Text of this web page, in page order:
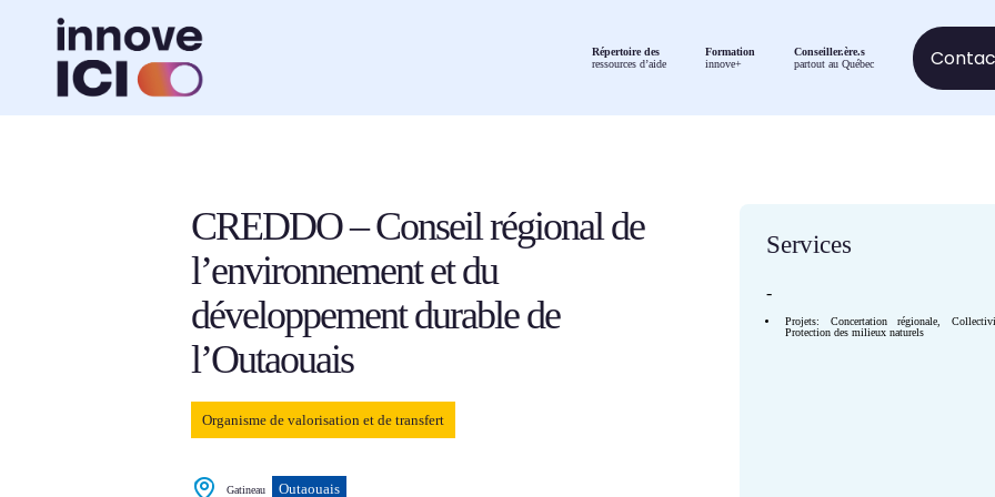
Répertoire des
ressources d’aide
Formation
innove+
Conseiller.ère.s
partout au Québec
Retour à la liste des ressources
CREDDO – Conseil régional de
l’environnement et du
développement durable de
l’Outaouais
Organisme de valorisation et de transfert
Gatineau Outaouais
Services
-
Projets: Concertation régionale,
Protection des milieux naturels